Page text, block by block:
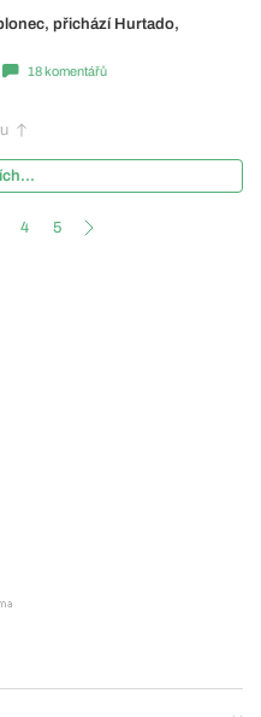
přichází Hurtado,
18 komentářů
4 5